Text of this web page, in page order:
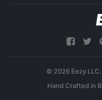
© 2026 Eezy